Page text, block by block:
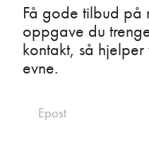
Få gode tilbud på
oppgave du
kontakt, så
evne.